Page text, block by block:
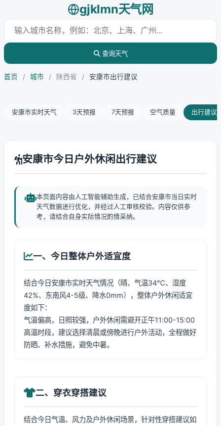
gjklmn天气网
查询天气
首页 / 城市 / 陕西省 / 安康市出行建议
安康市实时天气 3天预报 7天预报 空气质量 出行建议
安康市今日户外休闲出行建议
本页面内容由人工智能辅助生成，已结合安康市当日实时
天气数据进行优化，并经过人工审核校验。内容仅供参
考，请结合自身实际情况酌情采纳。
一、今日整体户外适宜度
结合今日安康市实时天气情况（晴、气温34℃、湿度
42%、东南风4-5级、降水0mm），整体户外休闲适宜
度如下：
气温偏高，日照较强，户外休闲需避开正午11:00-15:00
高温时段，建议选择清晨或傍晚进行户外活动，全程做好
防晒、补水措施，避免中暑。
二、穿衣穿搭建议
结合今日气温、风力及户外休闲场景，针对性穿搭建议如